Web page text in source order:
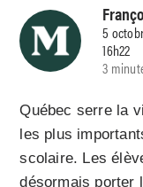
5
16h22
3
Québec serre la
les plus
scolaire. Les
désormais porter